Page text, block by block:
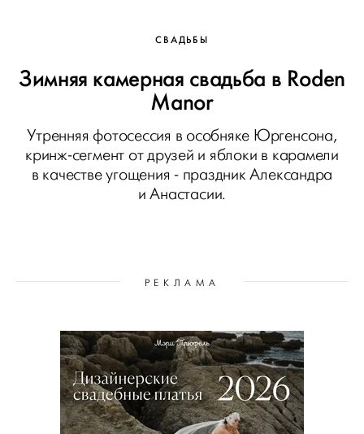
СВАДЬБЫ
Зимняя камерная свадьба в Roden
Manor
Утренняя фотосессия в особняке Юргенсона,
кринж-сегмент от друзей и яблоки в карамели
в качестве угощения - праздник Александра
и Анастасии.
РЕКЛАМА